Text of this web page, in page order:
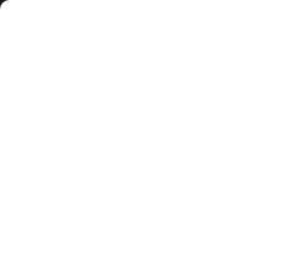
We hebben 0